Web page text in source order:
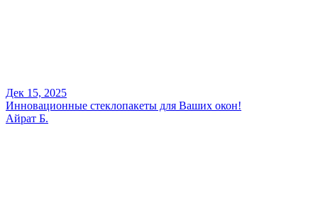
Дек 15, 2025
Инновационные стеклопакеты для Ваших окон!
Айрат Б.